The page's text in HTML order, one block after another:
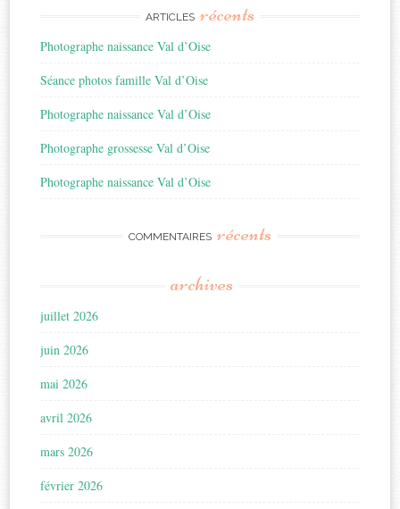
ARTICLES récents
Photographe naissance Val d’Oise
Séance photos famille Val d’Oise
Photographe naissance Val d’Oise
Photographe grossesse Val d’Oise
Photographe naissance Val d’Oise
COMMENTAIRES récents
archives
juillet 2026
juin 2026
mai 2026
avril 2026
mars 2026
février 2026